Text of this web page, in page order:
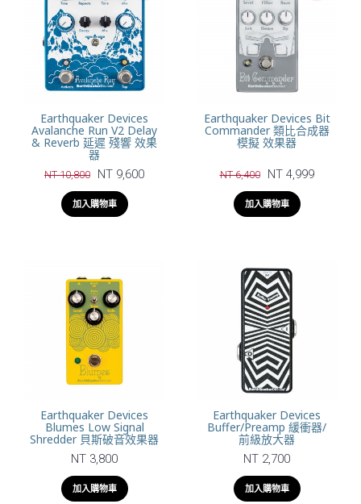
Earthquaker Devices
Avalanche Run V2 Delay
& Reverb 延遲 殘響 效果
器
NT 10,800 NT 9,600
加入購物車
Earthquaker Devices Bit
Commander 類比合成器
模擬 效果器
NT 6,400 NT 4,999
加入購物車
Earthquaker Devices
Blumes Low Signal
Shredder 貝斯破音效果器
NT 3,800
加入購物車
Earthquaker Devices
Buffer/Preamp 緩衝器/
前級放大器
NT 2,700
加入購物車